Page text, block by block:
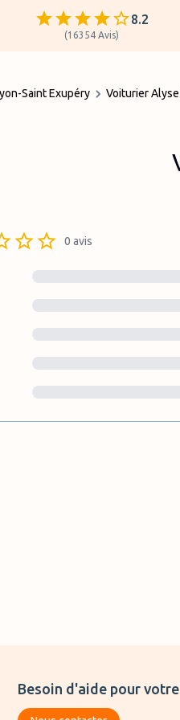
8.2
(16354 Avis)
Saint Exupéry Voiturier
0 avis
Besoin d'aide pour